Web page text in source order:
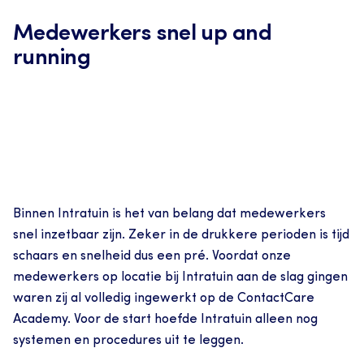
Medewerkers snel up and
running
Binnen Intratuin is het van belang dat medewerkers
snel inzetbaar zijn. Zeker in de drukkere perioden is tijd
schaars en snelheid dus een pré. Voordat onze
medewerkers op locatie bij Intratuin aan de slag gingen
waren zij al volledig ingewerkt op de ContactCare
Academy. Voor de start hoefde Intratuin alleen nog
systemen en procedures uit te leggen.